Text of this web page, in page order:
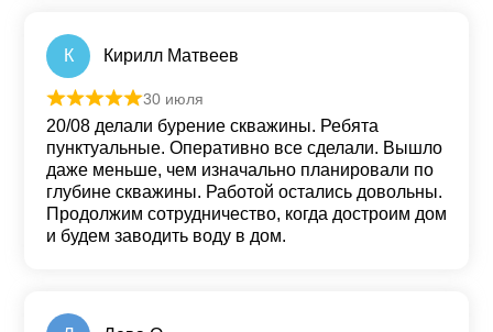
К Кирилл Матвеев
Оценка 5 из 5
30 июля
20/08 делали бурение скважины. Ребята
пунктуальные. Оперативно все сделали. Вышло
даже меньше, чем изначально планировали по
глубине скважины. Работой остались довольны.
Продолжим сотрудничество, когда достроим дом
и будем заводить воду в дом.